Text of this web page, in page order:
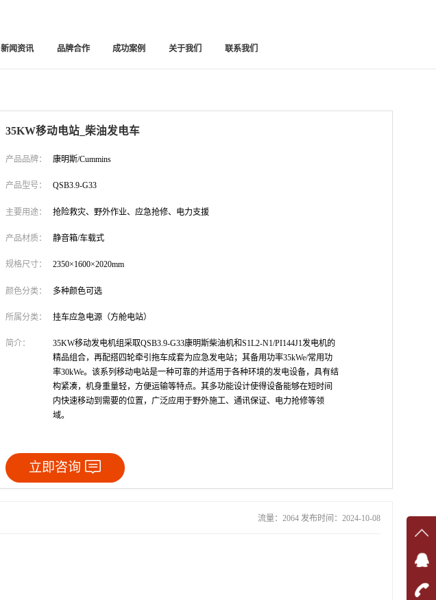
新闻资讯 品牌合作 成功案例 关于我们 联系我们
35KW移动电站_柴油发电车
产品品牌： 康明斯/Cummins
产品型号： QSB3.9-G33
主要用途： 抢险救灾、野外作业、应急抢修、电力支援
产品材质： 静音箱/车载式
规格尺寸： 2350×1600×2020mm
颜色分类： 多种颜色可选
所属分类： 挂车应急电源（方舱电站）
简介：
35KW移动发电机组采取QSB3.9-G33康明斯柴油机和S1L2-N1/PI144J1发电机的
精品组合，再配搭四轮牵引拖车成套为应急发电站；其备用功率35kWe/常用功
率30kWe。该系列移动电站是一种可靠的并适用于各种环境的发电设备，具有结
构紧凑，机身重量轻，方便运输等特点。其多功能设计使得设备能够在短时间
内快速移动到需要的位置，广泛应用于野外施工、通讯保证、电力抢修等领
域。
立即咨询
流量：2064 发布时间：2024-10-08
在线
在